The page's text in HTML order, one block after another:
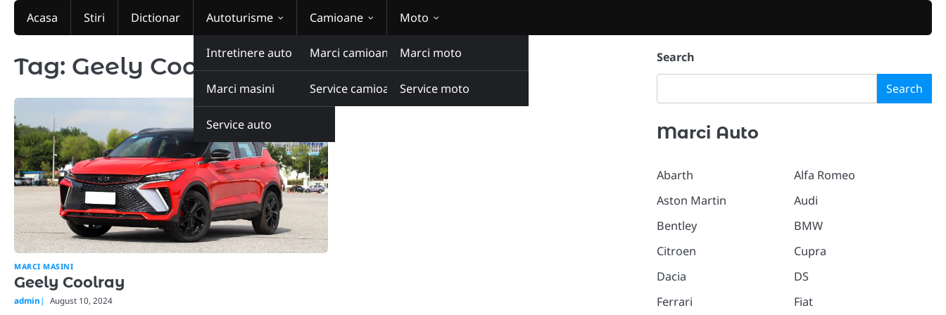
Skip
Acasa Stiri Dictionar Autoturisme
Intretinere auto
Marci masini
Service auto
Camioane
Marci camioane
Service camioane
Moto
Marci moto
Service moto
Tag: Geely Coolray
MARCI MASINI
Geely Coolray
admin August 10, 2024
Search
Search
Marci Auto
Abarth
Aston Martin
Bentley
Citroen
Dacia
Ferrari
Alfa Romeo
Audi
BMW
Cupra
DS
Fiat